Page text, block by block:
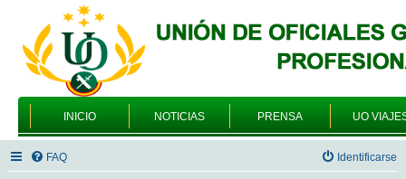
INICIO NOTICIAS PRENSA UO
FAQ Identificarse